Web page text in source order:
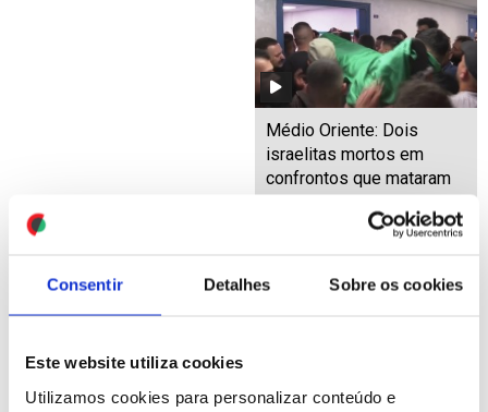
Consentir Detalhes Sobre os cookies
Este website utiliza cookies
Utilizamos cookies para personalizar conteúdo e
Médio Oriente: Dois
israelitas mortos em
confrontos que mataram